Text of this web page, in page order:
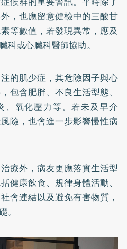
，也應留意健檢中的三酸甘
等數值，若發現異常，應及
科或心臟科醫師協助。
的肌少症，其危險因子與心
包含肥胖、不良生活型態、
、氧化壓力等。若未及早介
險，也會進一步影響慢性病
療外，病友更應落實生活型
健康飲食、規律身體活動、
會連結以及避免有害物質，
。